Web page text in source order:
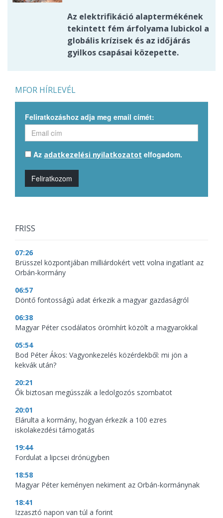
Az elektrifikáció alaptermékének
tekintett fém árfolyama lubickol a
globális krízisek és az időjárás
gyilkos csapásai közepette.
MFOR HÍRLEVÉL
Feliratkozáshoz adja meg email címét:
Az adatkezelési nyilatkozatot elfogadom.
Feliratkozom
FRISS
07:26
Brüsszel központjában milliárdokért vett volna ingatlant az
Orbán-kormány
06:57
Döntő fontosságú adat érkezik a magyar gazdaságról
06:38
Magyar Péter csodálatos örömhírt közölt a magyarokkal
05:54
Bod Péter Ákos: Vagyonkezelés közérdekből: mi jön a
kekvák után?
20:21
Ők biztosan megússzák a ledolgozós szombatot
20:01
Elárulta a kormány, hogyan érkezik a 100 ezres
iskolakezdési támogatás
19:44
Fordulat a lipcsei drónügyben
18:58
Magyar Péter keményen nekiment az Orbán-kormánynak
18:41
Izzasztó napon van túl a forint